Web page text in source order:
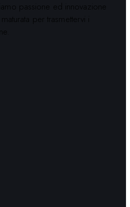
passione ed innovazione
per trasmettervi i